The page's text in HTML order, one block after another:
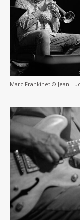
Marc Frankinet © Jean-